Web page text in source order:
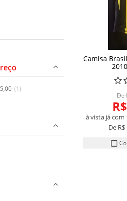
(1)
Camisa
De
à vista já com
De R$